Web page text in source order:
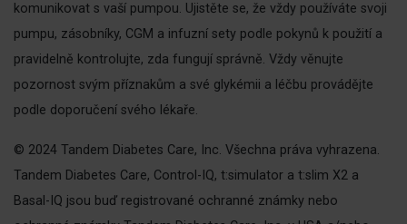
komunikovat s vaší pumpou. Ujistěte se, že vždy používáte svoji
pumpu, zásobníky, CGM a infuzní sety podle pokynů k použití a
pravidelně kontrolujte, zda fungují správně. Vždy věnujte
pozornost svým příznakům a své glykémii a léčbu provádějte
podle doporučení svého lékaře.
© 2024 Tandem Diabetes Care, Inc. Všechna práva vyhrazena.
Tandem Diabetes Care, Control-IQ, t:simulator a t:slim X2 a
Basal-IQ jsou buď registrované ochranné známky nebo